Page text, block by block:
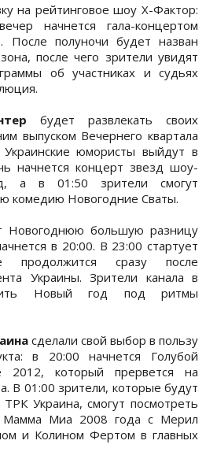
на рейтинговое шоу Х-Фактор:
начнется гала-концертом
После полуночи будет назван
после чего зрители увидят
об участниках и судьях
будет развлекать своих
выпуском Вечернего квартала
юмористы выйдут в
начнется концерт звезд шоу-
а в 01:50 зрители смогут
комедию Новогодние Сваты.
Новогоднюю большую разницу
в 20:00. В 23:00 стартует
продолжится сразу после
Украины. Зрители канала в
Новый год под ритмы
сделали свой выбор в пользу
в 20:00 начнется Голубой
2012, который прервется на
В 01:00 зрители, которые будут
Украина, смогут посмотреть
Мамма Миа 2008 года с Мерил
и Колином Фертом в главных